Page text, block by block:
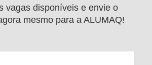
vagas disponíveis e envie o
mesmo para a ALUMAQ!